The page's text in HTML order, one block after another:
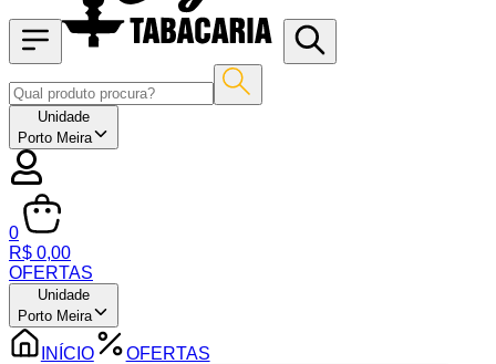
Unidade
Porto Meira
0
R$ 0,00
OFERTAS
Unidade
Porto Meira
INÍCIO OFERTAS